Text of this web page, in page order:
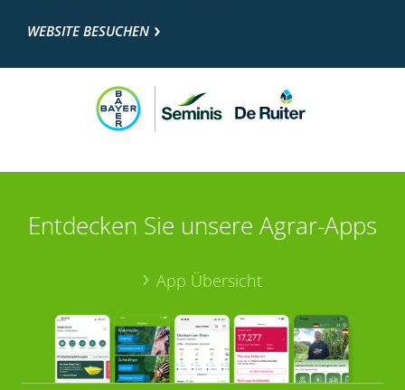
WEBSITE BESUCHEN
Entdecken Sie unsere Agrar-Apps
App Übersicht